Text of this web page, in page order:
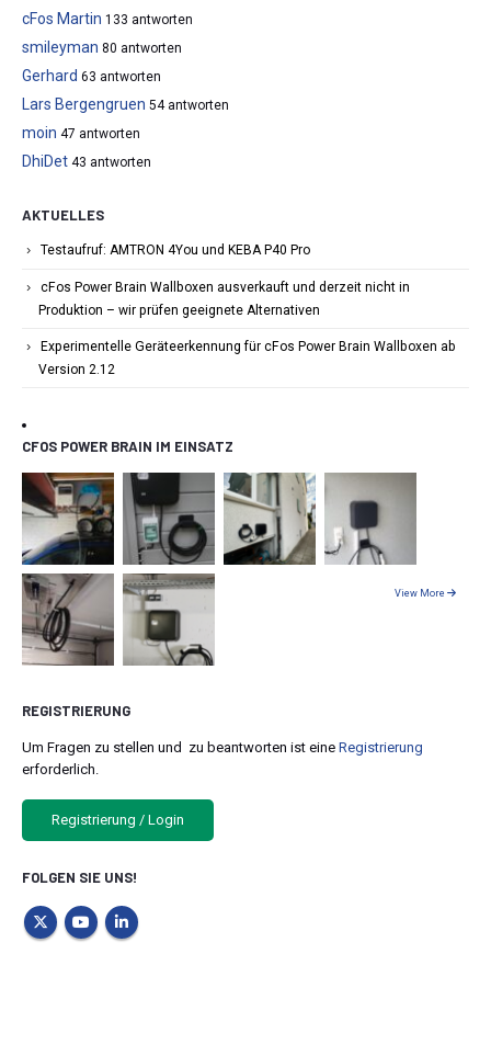
cFos Martin 133 antworten
smileyman 80 antworten
Gerhard 63 antworten
Lars Bergengruen 54 antworten
moin 47 antworten
DhiDet 43 antworten
AKTUELLES
Testaufruf: AMTRON 4You und KEBA P40 Pro
cFos Power Brain Wallboxen ausverkauft und derzeit nicht in
Produktion – wir prüfen geeignete Alternativen
Experimentelle Geräteerkennung für cFos Power Brain Wallboxen ab
Version 2.12
CFOS POWER BRAIN IM EINSATZ
View More
REGISTRIERUNG
Um Fragen zu stellen und zu beantworten ist eine Registrierung
erforderlich.
Registrierung / Login
FOLGEN SIE UNS!